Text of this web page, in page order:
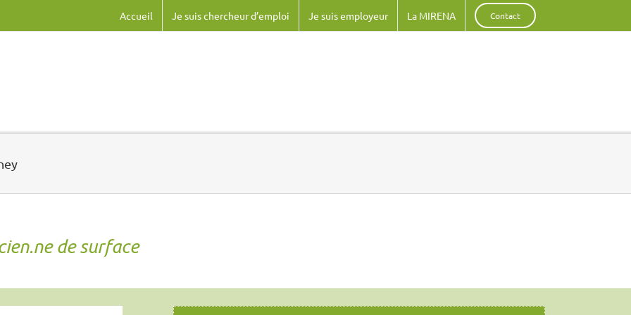
Accueil Je suis chercheur d’emploi Je suis employeur La MIRENA Contact
de surface